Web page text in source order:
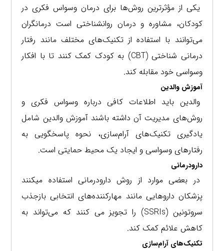
یکی از مؤثرترین روش‌ها برای درمان وسواس فکری در
کودکان، مشاوره و درمان روانشناختی است درمانگران
می‌توانند با استفاده از تکنیک‌های مختلف مانند رفتار
درمانی شناختی (CBT) به کودک کمک کنند تا با افکار
وسواسی خود مقابله کند.
آموزش والدین
والدین باید اطلاعات کافی درباره وسواس فکری و
روش‌های مدیریت آن داشته باشند آموزش والدین شامل
یادگیری تکنیک‌های آرام‌سازی، نحوه پاسخگویی به
رفتارهای وسواسی و ایجاد یک محیط حمایتی است.
دارودرمانی
در بعضی موارد از روش دارودرمانی استفاده میکنند
پزشکان داروهایی مانند مهارکننده‌های انتخابی بازجذب
سروتونین (SSRIs) را تجویز می کنند که می‌تواند به
کاهش علائم کمک کند.
تکنیک‌های آرام‌سازی